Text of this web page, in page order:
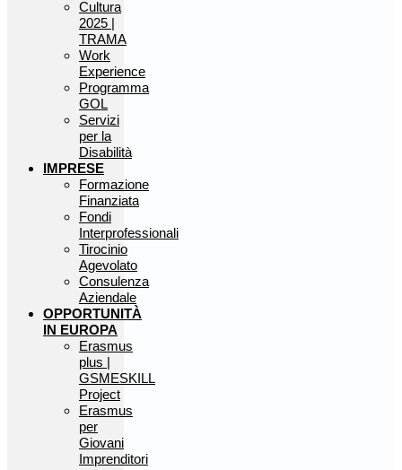
Cultura
2025 |
TRAMA
Work
Experience
Programma
GOL
Servizi
per la
Disabilità
IMPRESE
Formazione
Finanziata
Fondi
Interprofessionali
Tirocinio
Agevolato
Consulenza
Aziendale
OPPORTUNITÀ
IN EUROPA
Erasmus
plus |
GSMESKILL
Project
Erasmus
per
Giovani
Imprenditori